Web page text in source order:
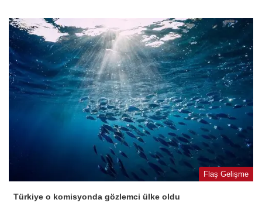
Flaş Gelişme
Türkiye o komisyonda gözlemci ülke oldu